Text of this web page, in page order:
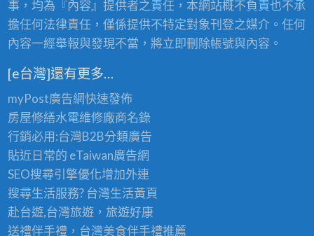
事，均為『內容』提供者之責任，本網站概不負責也不承
擔任何法律責任，僅係提供不特定對象刊登之媒介。任何
內容一經舉報與發現不當，將立即刪除帳號與內容。
[e台灣]還有更多…
myPost廣告網快速發佈
房屋修繕水電維修廠商名錄
行銷必用:台灣B2B分類廣告
貼近日常的 eTaiwan廣告網
SEO搜尋引擎優化增加外連
搜尋生活服務? 台灣生活黃頁
赴台遊,台灣旅遊，旅遊好康
送禮伴手禮，台灣美食伴手禮推薦